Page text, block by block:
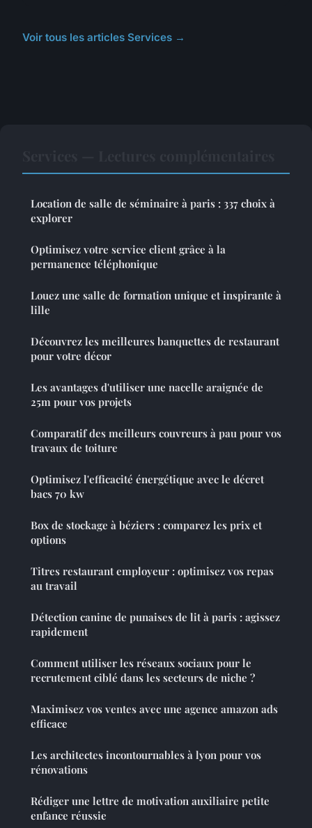
Voir tous les articles Services →
Location de salle de séminaire à paris : 337 choix à
explorer
Optimisez votre service client grâce à la
permanence téléphonique
Louez une salle de formation unique et inspirante à
lille
Découvrez les meilleures banquettes de restaurant
pour votre décor
Les avantages d'utiliser une nacelle araignée de
25m pour vos projets
Comparatif des meilleurs couvreurs à pau pour vos
travaux de toiture
Optimisez l'efficacité énergétique avec le décret
bacs 70 kw
Box de stockage à béziers : comparez les prix et
options
Titres restaurant employeur : optimisez vos repas
au travail
Détection canine de punaises de lit à paris : agissez
rapidement
Comment utiliser les réseaux sociaux pour le
recrutement ciblé dans les secteurs de niche ?
Maximisez vos ventes avec une agence amazon ads
efficace
Les architectes incontournables à lyon pour vos
rénovations
Rédiger une lettre de motivation auxiliaire petite
enfance réussie